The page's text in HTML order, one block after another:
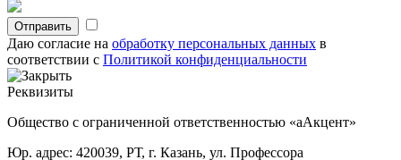
Отправить
Даю согласие на обработку персональных данных в
соответствии с Политикой конфиденциальности
Реквизиты
Общество с ограниченной ответственностью «аАкцент»
Юр. адрес: 420039, РТ, г. Казань, ул. Профессора